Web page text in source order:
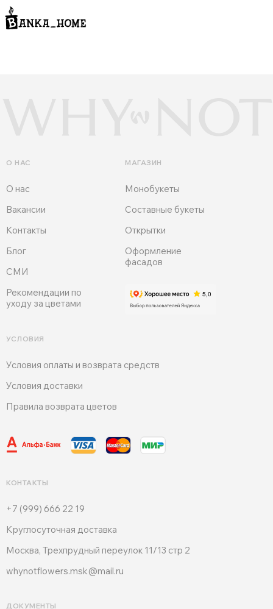
Вакансии
О нас
О НАС
ДОКУМЕНТЫ
УСЛОВИЯ
Блог
СМИ
Рекомендации по
уходу за цветами
Условия оплаты и возврата средств
Условия доставки
Контакты
Правила возврата цветов
МАГАЗИН
+7 (999) 666 22 19
КОНТАКТЫ
Круглосуточная доставка
Москва, Трехпрудный переулок 11/13 стр 2
whynotflowers.msk@mail.ru
Оформление
фасадов
Монобукеты
Открытки
Составные букеты